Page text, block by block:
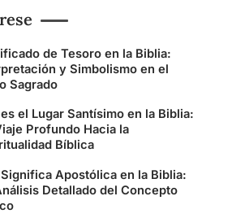
de Tesoro en la Biblia:
y Simbolismo en el
Sagrado
el Lugar Santísimo en la Biblia:
Profundo Hacia la
Bíblica
Apostólica en la Biblia:
Detallado del Concepto